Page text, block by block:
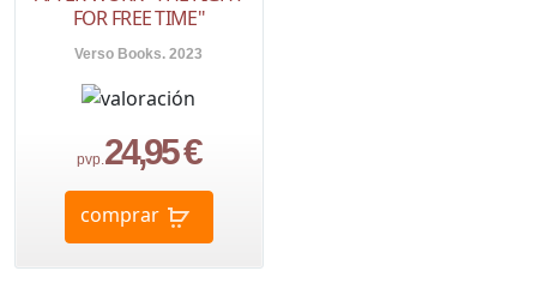
FOR FREE TIME"
Verso Books. 2023
pvp.24,95 €
comprar